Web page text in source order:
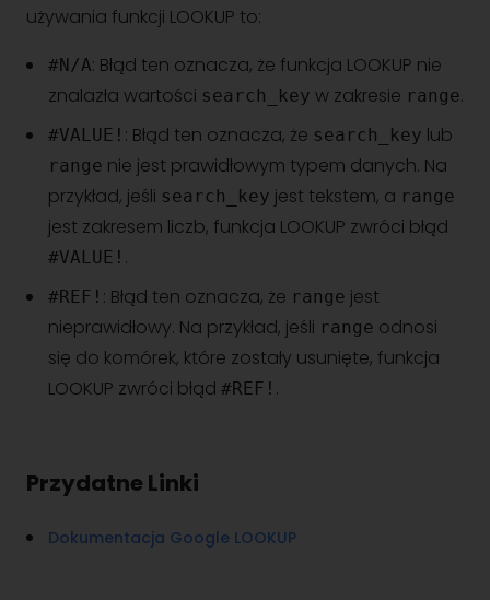
używania funkcji LOOKUP to:
#N/A: Błąd ten oznacza, że funkcja LOOKUP nie
znalazła wartości search_key w zakresie range.
#VALUE! : Błąd ten oznacza, że ​​ search_key lub
range nie jest prawidłowym typem danych. Na
przykład, jeśli search_key jest tekstem, a range
jest zakresem liczb, funkcja LOOKUP zwróci błąd
#VALUE! .
#REF! : Błąd ten oznacza, że ​​ range jest
nieprawidłowy. Na przykład, jeśli range odnosi
się do komórek, które zostały usunięte, funkcja
LOOKUP zwróci błąd #REF! .
Przydatne Linki
Dokumentacja Google LOOKUP